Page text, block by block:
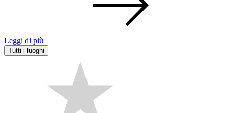
Leggi di più
Tutti i luoghi